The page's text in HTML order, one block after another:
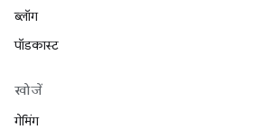
ब्लॉग
पॉडकास्ट
खोजें
गेमिंग